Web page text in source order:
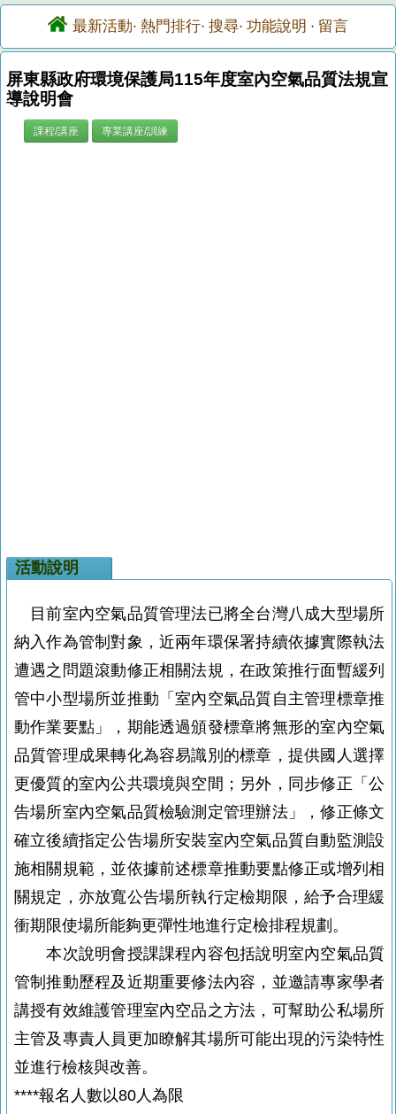
最新活動· 熱門排行· 搜尋· 功能說明 · 留言
屏東縣政府環境保護局115年度室內空氣品質法規宣
導說明會
課程/講座 專業講座/訓練
活動說明
目前室內空氣品質管理法已將全台灣八成大型場所
納入作為管制對象，近兩年環保署持續依據實際執法
遭遇之問題滾動修正相關法規，在政策推行面暫緩列
管中小型場所並推動「室內空氣品質自主管理標章推
動作業要點」，期能透過頒發標章將無形的室內空氣
品質管理成果轉化為容易識別的標章，提供國人選擇
更優質的室內公共環境與空間；另外，同步修正「公
告場所室內空氣品質檢驗測定管理辦法」，修正條文
確立後續指定公告場所安裝室內空氣品質自動監測設
施相關規範，並依據前述標章推動要點修正或增列相
關規定，亦放寬公告場所執行定檢期限，給予合理緩
衝期限使場所能夠更彈性地進行定檢排程規劃 。
本次說明會授課課程內容包括說明室內空氣品質
管制推動歷程及近期重要修法內容，並邀請專家學者
講授有效維護管理室內空品之方法，可幫助公私場所
主管及專責人員更加瞭解其場所可能出現的污染特性
並進行檢核與改善。
****報名人數以80人為限